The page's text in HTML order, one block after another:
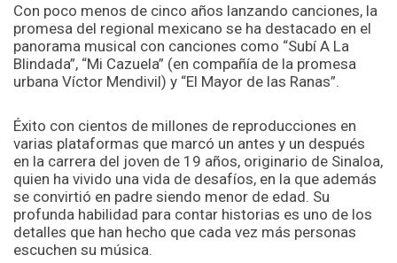
Con poco menos de cinco años lanzando canciones, la
promesa del regional mexicano se ha destacado en el
panorama musical con canciones como “Subí A La
Blindada”, “Mi Cazuela” (en compañía de la promesa
urbana Víctor Mendivil) y “El Mayor de las Ranas”.
Éxito con cientos de millones de reproducciones en
varias plataformas que marcó un antes y un después
en la carrera del joven de 19 años, originario de Sinaloa,
quien ha vivido una vida de desafíos, en la que además
se convirtió en padre siendo menor de edad. Su
profunda habilidad para contar historias es uno de los
detalles que han hecho que cada vez más personas
escuchen su música.